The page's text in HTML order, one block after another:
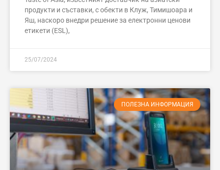
продукти и съставки, с обекти в Клуж, Тимишоара и
Яш, наскоро внедри решение за електронни ценови
етикети (ESL),
25/07/2024
ПОЛЕЗНА ИНФОРМАЦИЯ